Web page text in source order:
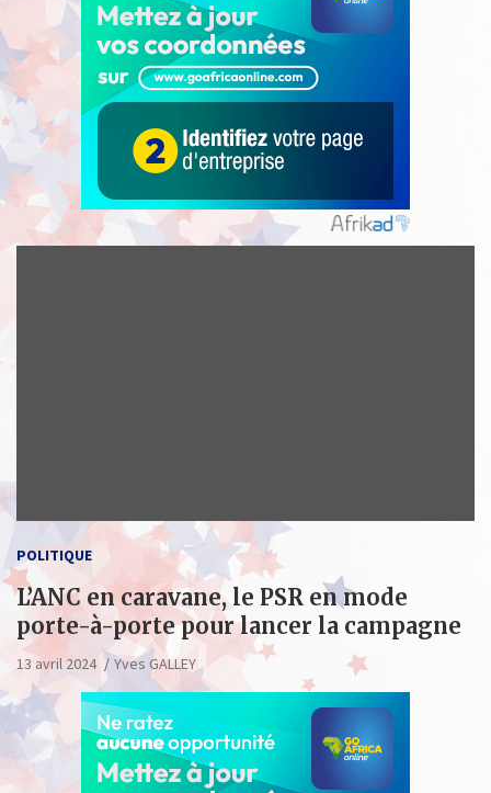
POLITIQUE
L’ANC en caravane, le PSR en mode
porte-à-porte pour lancer la campagne
13 avril 2024 Yves GALLEY